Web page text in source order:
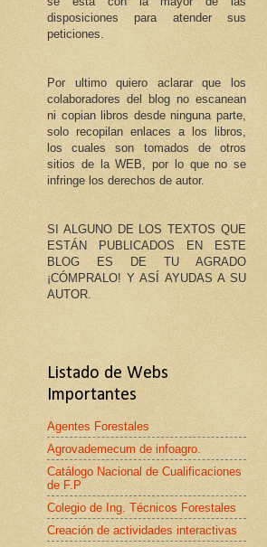
disposiciones para atender sus
peticiones.
Por ultimo quiero aclarar que los
colaboradores del blog no escanean
ni copian libros desde ninguna parte,
solo recopilan enlaces a los libros,
los cuales son tomados de otros
sitios de la WEB, por lo que no se
infringe los derechos de autor.
SI ALGUNO DE LOS TEXTOS QUE
ESTÁN PUBLICADOS EN ESTE
BLOG ES DE TU AGRADO
¡CÓMPRALO! Y ASÍ AYUDAS A SU
AUTOR.
Listado de Webs
Importantes
Agentes Forestales
Agrovademecum de infoagro.
Catálogo Nacional de Cualificaciones
de F.P
Colegio de Ing. Técnicos Forestales
Creación de actividades interactivas